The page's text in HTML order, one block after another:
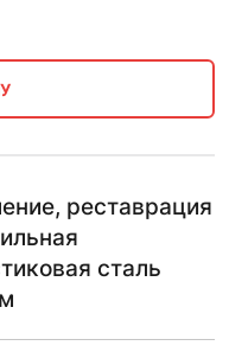
реставрация
сталь